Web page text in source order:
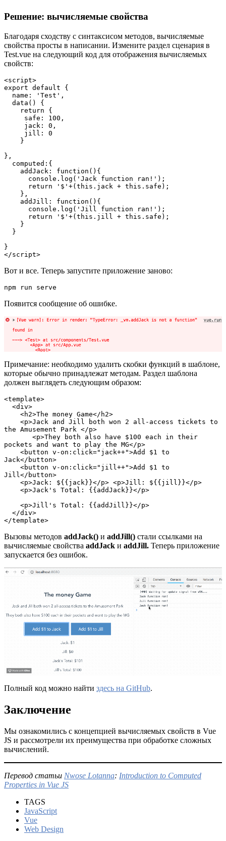
Решение: вычисляемые свойства
Благодаря сходству с синтаксисом методов, вычисляемые
свойства просты в написании. Измените раздел сценария в
Test.vue на следующий код для отображения вычисляемых
свойств:
<script>
export default {
},
}
</script>
Вот и все. Теперь запустите приложение заново:
npm run serve
Появится сообщение об ошибке.
Примечание: необходимо удалить скобки функций в шаблоне,
которые обычно принадлежат методам. Раздел шаблона
должен выглядеть следующим образом:
<template>
the Amusement Park </p>
pockets and want to play the MG</p>
Jack</button>
Jill</button>
</template>
Вызовы методов addJack() и addJill() стали ссылками на
вычисляемые свойства addJack и addJill. Теперь приложение
запускается без ошибок.
Полный код можно найти здесь на GitHub.
Заключение
Мы ознакомились с концепцией вычисляемых свойств в Vue
JS и рассмотрели их преимущества при обработке сложных
вычислений.
Перевод статьи Nwose Lotanna: Introduction to Computed
Properties in Vue JS
TAGS
JavaScript
Vue
Web Design